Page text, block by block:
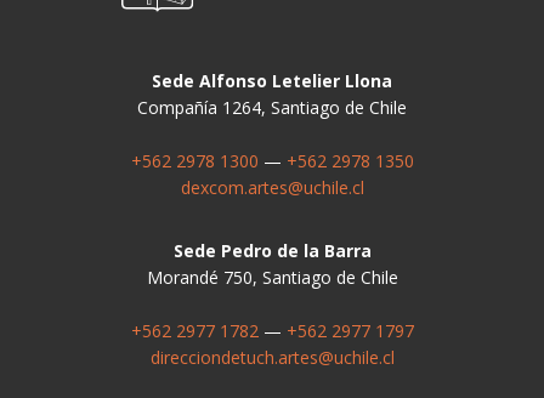
Sede Alfonso Letelier Llona
Compañía 1264, Santiago de Chile
+562 2978 1300 — +562 2978 1350
dexcom.artes@uchile.cl
Sede Pedro de la Barra
Morandé 750, Santiago de Chile
+562 2977 1782— +562 2977 1797
direcciondetuch.artes@uchile.cl